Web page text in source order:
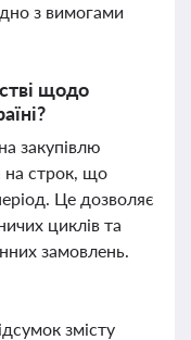
з вимогами
щодо
закупівлю
на строк, що
Це дозволяє
циклів та
замовлень.
змісту